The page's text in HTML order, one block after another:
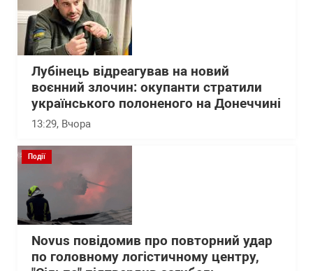
Лубінець відреагував на новий
воєнний злочин: окупанти стратили
українського полоненого на Донеччині
13:29, Вчора
Події
Novus повідомив про повторний удар
по головному логістичному центру,